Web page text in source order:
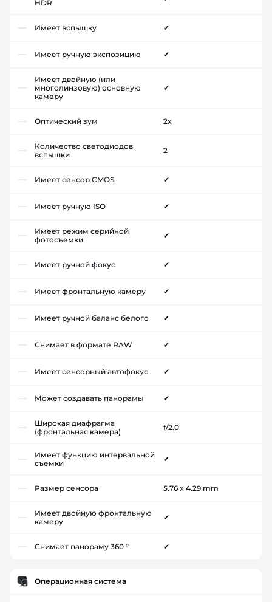
HDR
Имеет вспышку ✔
Имеет ручную экспозицию ✔
Имеет двойную (или
многолинзовую) основную
камеру
✔
Оптический зум 2x
Количество светодиодов
вспышки
2
Имеет сенсор CMOS ✔
Имеет ручную ISO ✔
Имеет режим серийной
фотосъемки
✔
Имеет ручной фокус ✔
Имеет фронтальную камеру ✔
Имеет ручной баланс белого ✔
Снимает в формате RAW ✔
Имеет сенсорный автофокус ✔
Может создавать панорамы ✔
Широкая диафрагма
(фронтальная камера)
f/2.0
Имеет функцию интервальной
съемки
✔
Размер сенсора 5.76 x 4.29 mm
Имеет двойную фронтальную
камеру
✔
Снимает панораму 360 ° ✔
Операционная система